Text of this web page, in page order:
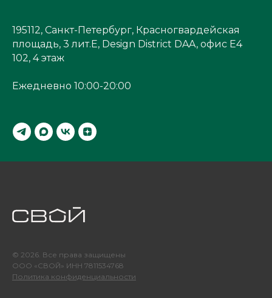
195112, Санкт-Петербург, Красногвардейская
площадь, 3 лит.Е, Design District DAA, офис Е4
102, 4 этаж
Ежедневно 10:00-20:00
© 2026. Все права защищены
ООО «СВОЙ» ИНН 7811534768
Политика конфиденциальности